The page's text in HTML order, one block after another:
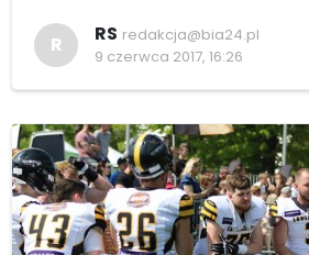
R RS redakcja@bia24.pl
9 czerwca 2017, 16:26